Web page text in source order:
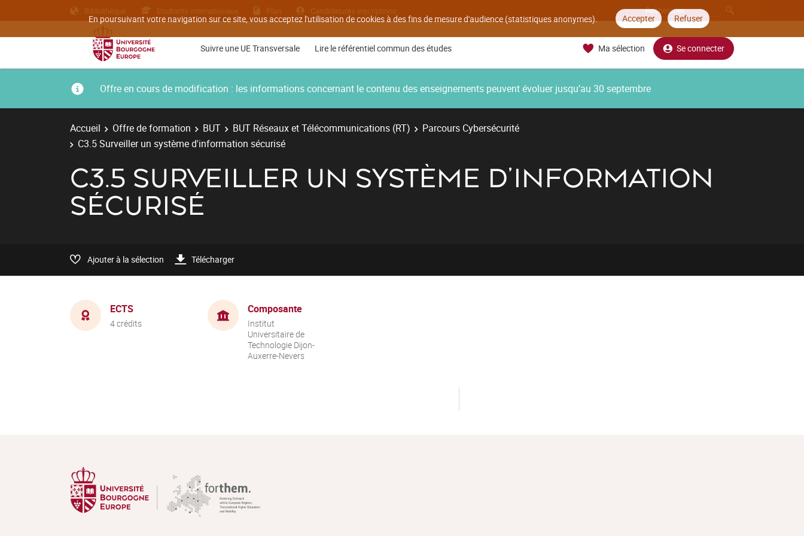
En poursuivant votre navigation sur ce site, vous acceptez l'utilisation de cookies à des fins de mesure d'audience (statistiques anonymes). Accepter Refuser
Bibliothèque Etudiants internationaux Plan Candidatures inscriptions
Suivre une UE Transversale Lire le référentiel commun des études Ma sélection Se connecter
Offre en cours de modification : les informations concernant le contenu des enseignements peuvent évoluer jusqu’au 30 septembre
Accueil Offre de formation BUT BUT Réseaux et Télécommunications (RT)
Parcours Cybersécurité
C3.5 Surveiller un système d'information sécurisé
C3.5 SURVEILLER UN SYSTÈME D'INFORMATION
SÉCURISÉ
Ajouter à la sélection Télécharger
ECTS
4 crédits
Composante
Institut
Universitaire de
Technologie Dijon-
Auxerre-Nevers